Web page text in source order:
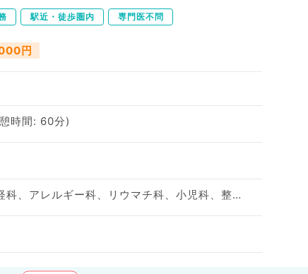
駅近・徒歩圏内 専門医不問
円
時間: 60分)
神経内科、精神科、神経科、アレルギー科、リウマチ科、小児科、整形外科、形成外科、美容外科、脳神経外科、呼吸器外科、心臓血管外科、小児外科、皮膚科、泌尿器科、産婦人科、産科、婦人科、眼科、耳鼻咽喉科、気管食道科、放射線科、リハビリテーション科、麻酔科、ペインクリニック、人工透析科、緩和ケア科、一般内科、循環器内科、呼吸器内科、消化器内科、内分泌・代謝内科、腎臓内科、老年内科、血液内科、外科系全般、一般外科、消化器外科、乳腺外科、総合診療科、美容皮膚科、健診・人間ドック、救急科・ＩＣＵ、病理科、基礎医学系、膠原病科、スポーツ整形外科、大腸・肛門外科、産業医、科目不問